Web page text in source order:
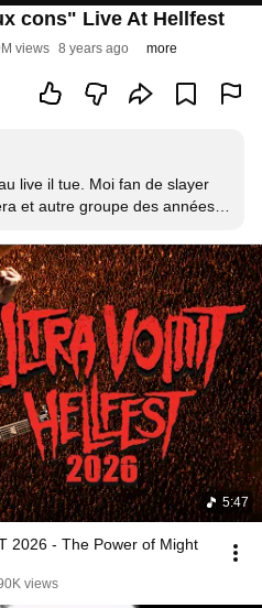
cons" Live At Hellfest
views 8 years ago more
live il tue. Moi fan de slayer
et autre groupe des années
adore le chanteur et le jeu de
live avec du son bien lourd et
la scène métal et en berne ces
Las gars
5:47
2026 - The Power of Might
views